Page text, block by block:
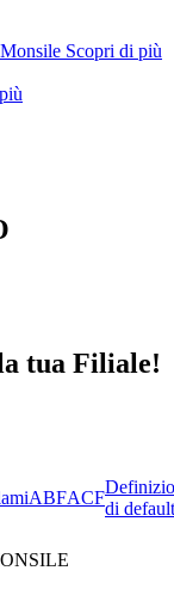
Scopri di più
tua Filiale!
ABFACF
di default